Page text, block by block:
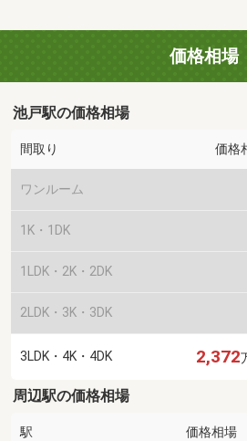
価格相場
池戸駅の価格相場
間取り 価格
ワンルーム
1K・1DK
1LDK・2K・2DK
2LDK・3K・3DK
3LDK・4K・4DK 2,372
周辺駅の価格相場
駅 価格相場